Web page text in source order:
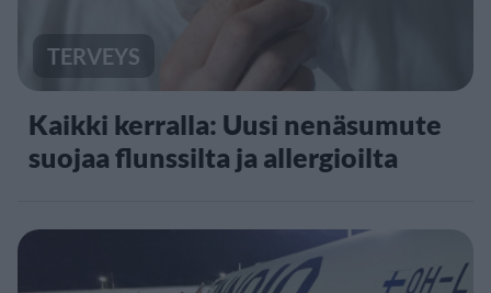
TERVEYS
Kaikki kerralla: Uusi nenäsumute
suojaa flunssilta ja allergioilta